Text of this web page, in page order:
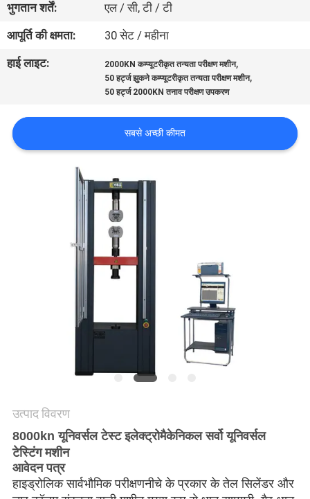
संपर्क
करें
उद्धरण
की
भुगतान शर्तें:
एल / सी, टी / टी
आपूर्ति की क्षमता:
30 सेट / महीना
हाई लाइट:
2000KN कम्प्यूटरीकृत तन्यता परीक्षण मशीन,
50 हर्ट्ज झुकने कम्प्यूटरीकृत तन्यता परीक्षण मशीन,
50 हर्ट्ज 2000KN तनाव परीक्षण उपकरण
सबसे अच्छी कीमत
उत्पाद विवरण
8000kn यूनिवर्सल टेस्ट इलेक्ट्रोमैकेनिकल सर्वो यूनिवर्सल
टेस्टिंग मशीन
आवेदन पत्र
हाइड्रोलिक सार्वभौमिक परीक्षणनीचे के प्रकार के तेल सिलेंडर और